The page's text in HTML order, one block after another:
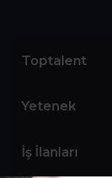
Toptalent
Yetenek
İş İlanları